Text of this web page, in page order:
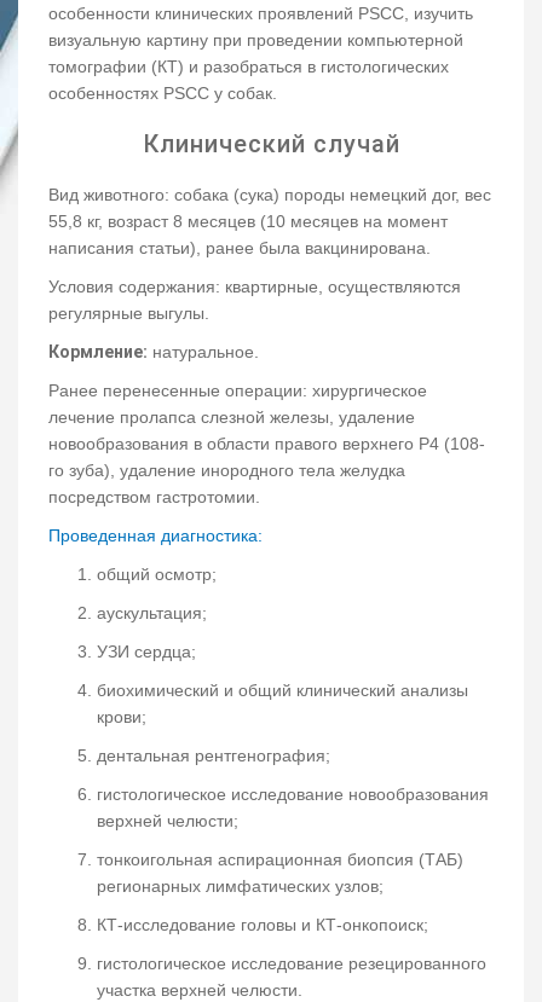
особенности клинических проявлений PSCC, изучить
визуальную картину при проведении компьютерной
томографии (КТ) и разобраться в гистологических
особенностях PSCC у собак.
Клинический случай
Вид животного: собака (сука) породы немецкий дог, вес
55,8 кг, возраст 8 месяцев (10 месяцев на момент
написания статьи), ранее была вакцинирована.
Условия содержания: квартирные, осуществляются
регулярные выгулы.
Кормление: натуральное.
Ранее перенесенные операции: хирургическое
лечение пролапса слезной железы, удаление
новообразования в области правого верхнего P4 (108-
го зуба), удаление инородного тела желудка
посредством гастротомии.
Проведенная диагностика:
общий осмотр;
аускультация;
УЗИ сердца;
биохимический и общий клинический анализы
крови;
дентальная рентгенография;
гистологическое исследование новообразования
верхней челюсти;
тонкоигольная аспирационная биопсия (ТАБ)
регионарных лимфатических узлов;
КТ-исследование головы и КТ-онкопоиск;
гистологическое исследование резецированного
участка верхней челюсти.